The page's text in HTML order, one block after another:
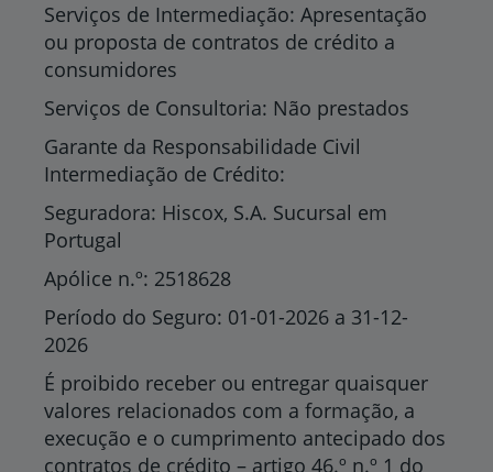
Serviços de Intermediação: Apresentação
ou proposta de contratos de crédito a
consumidores
Serviços de Consultoria: Não prestados
Garante da Responsabilidade Civil
Intermediação de Crédito:
Seguradora: Hiscox, S.A. Sucursal em
Portugal
Apólice n.º: 2518628
Período do Seguro: 01-01-2026 a 31-12-
2026
É proibido receber ou entregar quaisquer
valores relacionados com a formação, a
execução e o cumprimento antecipado dos
contratos de crédito – artigo 46.º n.º 1 do